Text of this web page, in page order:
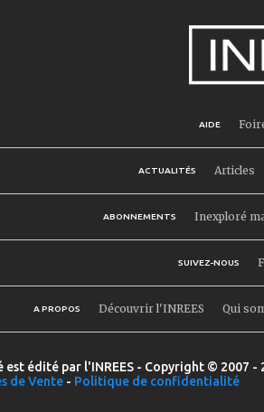
AIDE
ACTUALITÉS Articles
ABONNEMENTS Inexploré
SUIVEZ-NOUS
A PROPOS Découvrir l'INREES Qui
est édité par l'INREES - Copyright © 2007
de Vente - Politique de confidentialité